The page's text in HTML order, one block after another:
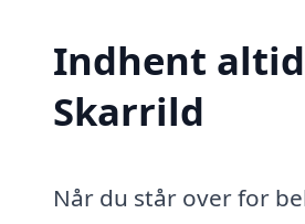
Indhent
Skarrild
Når du står over for